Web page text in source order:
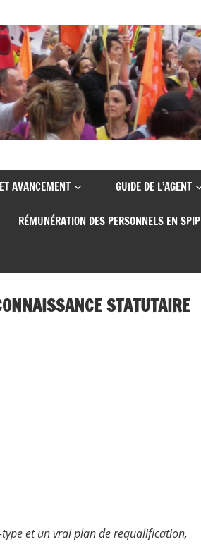
AVANCEMENT GUIDE DE L’AGENT
RÉMUNÉRATION DES PERSONNELS EN SPIP
STATUTAIRE
et un vrai plan de requalification,